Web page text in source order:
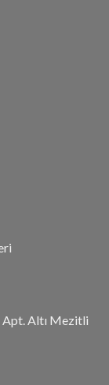
Apt. Altı Mezitli